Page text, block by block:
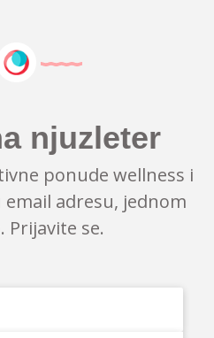
njuzleter
ponude wellness i
adresu, jednom
Prijavite se.